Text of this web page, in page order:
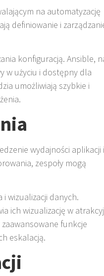
na automatyzację
definiowanie i
konfiguracją. Ansible,
w użyciu i dostępny dla
umożliwiają szybkie i
wydajności aplikacji i
zespoły mogą
wizualizacji danych.
ich wizualizację w
funkcje
eskalacją.